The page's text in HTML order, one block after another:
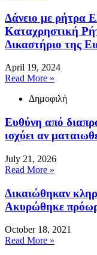
Δάνειο με ρήτρα
Καταχρηστική
Δικαστήριο της
April 19, 2024
Read More »
Δημοφιλή
Ευθύνη από
ισχύει αν
July 21, 2026
Read More »
Δικαιώθηκαν
Ακυρώθηκε
October 18, 2021
Read More »